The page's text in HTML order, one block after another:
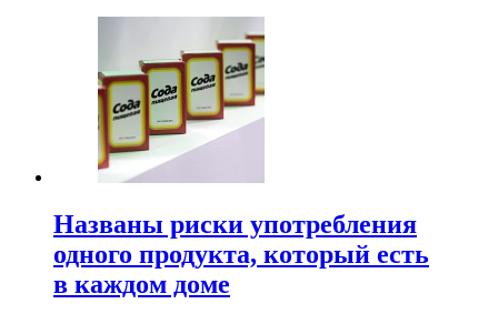
Названы риски употребления
одного продукта, который есть
в каждом доме